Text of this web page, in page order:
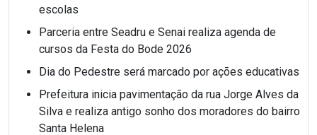
escolas
Parceria entre Seadru e Senai realiza agenda de
cursos da Festa do Bode 2026
Dia do Pedestre será marcado por ações educativas
Prefeitura inicia pavimentação da rua Jorge Alves da
Silva e realiza antigo sonho dos moradores do bairro
Santa Helena